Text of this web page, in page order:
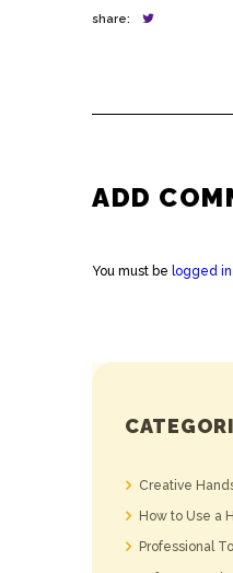
share:
ADD
You must be logged in
Creative
How to Use a
Professional